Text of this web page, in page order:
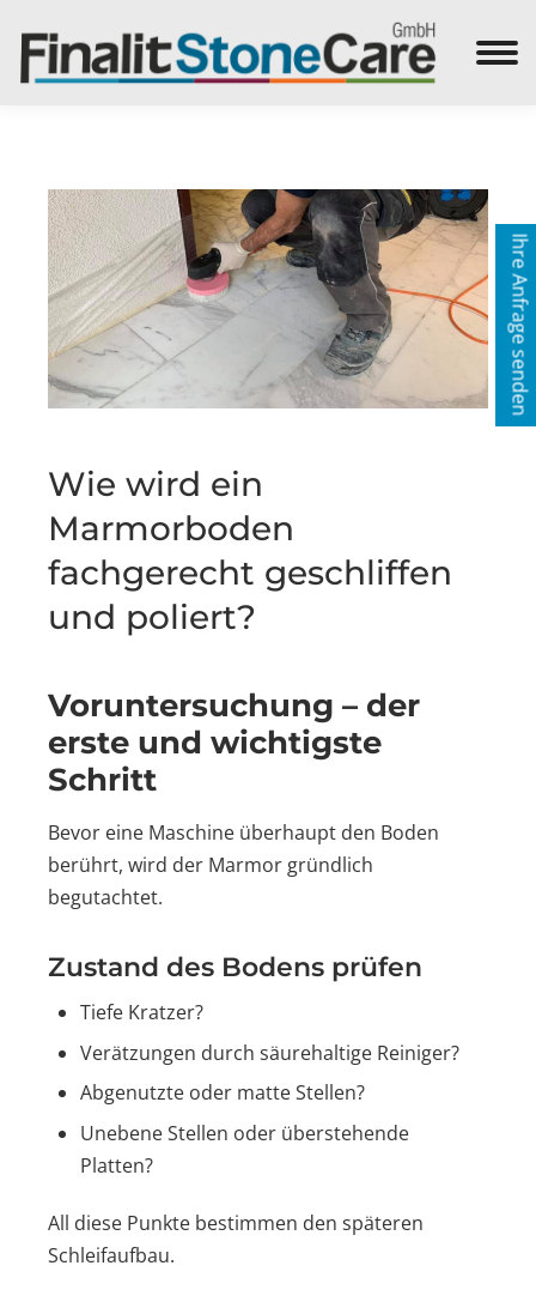
Search:
Wie wird ein
Marmorboden
fachgerecht geschliffen
und poliert?
Voruntersuchung – der
erste und wichtigste
Schritt
Bevor eine Maschine überhaupt den Boden
berührt, wird der Marmor gründlich
begutachtet.
Zustand des Bodens prüfen
Tiefe Kratzer?
Verätzungen durch säurehaltige Reiniger?
Abgenutzte oder matte Stellen?
Unebene Stellen oder überstehende
Platten?
All diese Punkte bestimmen den späteren
Schleifaufbau.
Ihre Anfrage senden